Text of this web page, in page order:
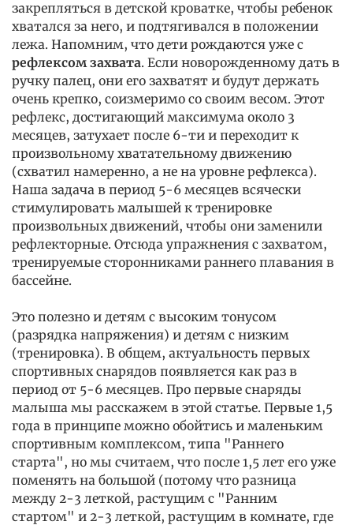
закрепляться в детской кроватке, чтобы ребенок
хватался за него, и подтягивался в положении
лежа. Напомним, что дети рождаются уже с
рефлексом захвата. Если новорожденному дать в
ручку палец, они его захватят и будут держать
очень крепко, соизмеримо со своим весом. Этот
рефлекс, достигающий максимума около 3
месяцев, затухает после 6-ти и переходит к
произвольному хватательному движению
(схватил намеренно, а не на уровне рефлекса).
Наша задача в период 5-6 месяцев всячески
стимулировать малышей к тренировке
произвольных движений, чтобы они заменили
рефлекторные. Отсюда упражнения с захватом,
тренируемые сторонниками раннего плавания в
бассейне.
Это полезно и детям с высоким тонусом
(разрядка напряжения) и детям с низким
(тренировка). В общем, актуальность первых
спортивных снарядов появляется как раз в
период от 5-6 месяцев. Про первые снаряды
малыша мы расскажем в этой статье. Первые 1,5
года в принципе можно обойтись и маленьким
спортивным комплексом, типа "Раннего
старта", но мы считаем, что после 1,5 лет его уже
поменять на большой (потому что разница
между 2-3 леткой, растущим с "Ранним
стартом" и 2-3 леткой, растущим в комнате, где